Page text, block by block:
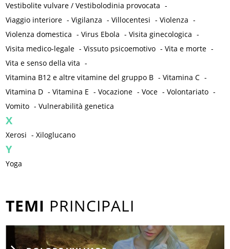
Vestibolite vulvare / Vestibolodinia provocata -
Viaggio interiore -Vigilanza -Villocentesi -Violenza -
Violenza domestica -Virus Ebola -Visita ginecologica -
Visita medico-legale -Vissuto psicoemotivo -Vita e morte -
Vita e senso della vita -
Vitamina B12 e altre vitamine del gruppo B -Vitamina C -
Vitamina D -Vitamina E -Vocazione -Voce -Volontariato -
Vomito -Vulnerabilità genetica
X
Xerosi -Xiloglucano
Y
Yoga
TEMI PRINCIPALI